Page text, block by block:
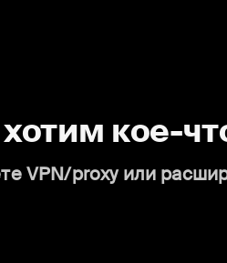
кое-
VPN/proxy или